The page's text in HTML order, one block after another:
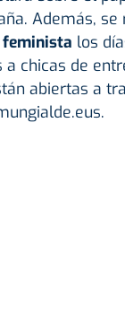
Además, se
feminista los
chicas de
abiertas a